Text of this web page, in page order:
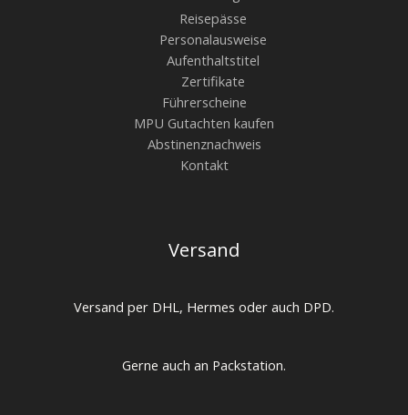
Reisepässe
Personalausweise
Aufenthaltstitel
Zertifikate
Führerscheine
MPU Gutachten kaufen
Abstinenznachweis
Kontakt
Versand
Versand per DHL, Hermes oder auch DPD.
Gerne auch an Packstation.